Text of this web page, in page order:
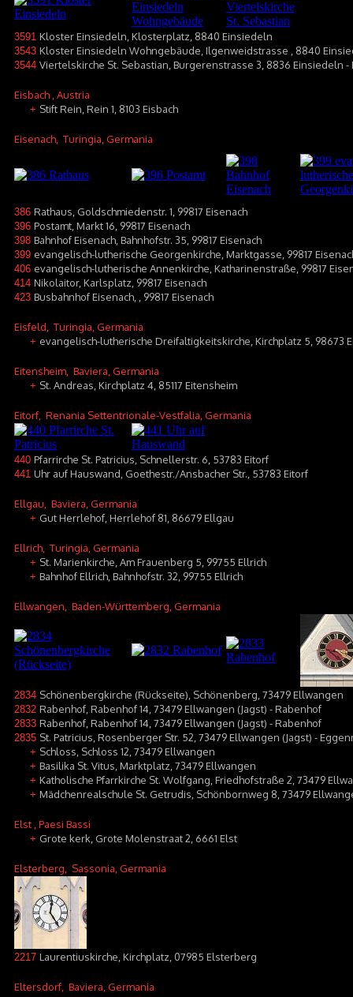
3591 Kloster Einsiedeln, Klosterplatz, 8840 Einsiedeln
3543 Kloster Einsiedeln Wohngebäude, Ilgenweidstrasse , 8840
3544 Viertelskirche St. Sebastian, Burgerenstrasse 3, 8836 Einsiedeln -
Eisbach , Austria
+ Stift Rein, Rein 1, 8103 Eisbach
Eisenach , Turingia, Germania
386 Rathaus, Goldschmiedenstr. 1, 99817 Eisenach
396 Postamt, Markt 16, 99817 Eisenach
398 Bahnhof Eisenach, Bahnhofstr. 35, 99817 Eisenach
399 evangelisch-lutherische Georgenkirche, Marktgasse, 99817
406 evangelisch-lutherische Annenkirche, Katharinenstraße, 99817
414 Nikolaitor, Karlsplatz, 99817 Eisenach
423 Busbahnhof Eisenach, , 99817 Eisenach
Eisfeld , Turingia, Germania
+ evangelisch-lutherische Dreifaltigkeitskirche, Kirchplatz 5, 98673
Eitensheim , Baviera, Germania
+ St. Andreas, Kirchplatz 4, 85117 Eitensheim
Eitorf , Renania Settentrionale-Vestfalia, Germania
440 Pfarrirche St. Patricius, Schnellerstr. 6, 53783 Eitorf
441 Uhr auf Hauswand, Goethestr./Ansbacher Str., 53783 Eitorf
Ellgau , Baviera, Germania
+ Gut Herrlehof, Herrlehof 81, 86679 Ellgau
Ellrich , Turingia, Germania
+ St. Marienkirche, Am Frauenberg 5, 99755 Ellrich
+ Bahnhof Ellrich, Bahnhofstr. 32, 99755 Ellrich
Ellwangen , Baden-Württemberg, Germania
2834 Schönenbergkirche (Rückseite), Schönenberg, 73479 Ellwangen
2832 Rabenhof, Rabenhof 14, 73479 Ellwangen (Jagst) - Rabenhof
2833 Rabenhof, Rabenhof 14, 73479 Ellwangen (Jagst) - Rabenhof
2835 St. Patricius, Rosenberger Str. 52, 73479 Ellwangen (Jagst) -
+ Schloss, Schloss 12, 73479 Ellwangen
+ Basilika St. Vitus, Marktplatz, 73479 Ellwangen
+ Katholische Pfarrkirche St. Wolfgang, Friedhofstraße 2, 73479
+ Mädchenrealschule St. Getrudis, Schönbornweg 8, 73479
Elst , Paesi Bassi
+ Grote kerk, Grote Molenstraat 2, 6661 Elst
Elsterberg , Sassonia, Germania
2217 Laurentiuskirche, Kirchplatz, 07985 Elsterberg
Eltersdorf , Baviera, Germania